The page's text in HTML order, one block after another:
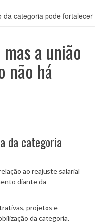
categoria pode
a união
não há
da categoria
ao reajuste salarial
diante da
projetos e
da categoria.